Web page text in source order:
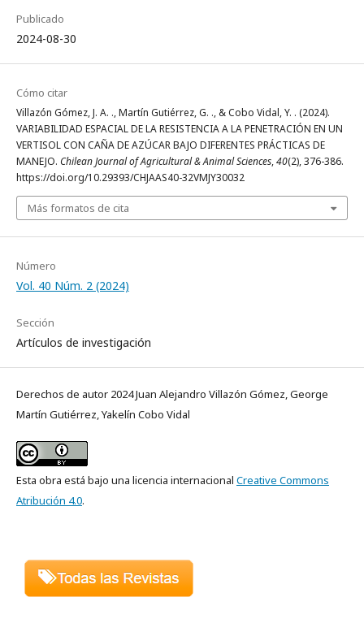
Publicado
2024-08-30
Cómo citar
Villazón Gómez, J. A. ., Martín Gutiérrez, G. ., & Cobo Vidal, Y. . (2024).
VARIABILIDAD ESPACIAL DE LA RESISTENCIA A LA PENETRACIÓN EN UN
VERTISOL CON CAÑA DE AZÚCAR BAJO DIFERENTES PRÁCTICAS DE
MANEJO. Chilean Journal of Agricultural & Animal Sciences,40(2), 376-386.
https://doi.org/10.29393/CHJAAS40-32VMJY30032
Más formatos de cita
Número
Vol. 40 Núm. 2 (2024)
Sección
Artículos de investigación
Derechos de autor 2024 Juan Alejandro Villazón Gómez, George
Martín Gutiérrez, Yakelín Cobo Vidal
Esta obra está bajo una licencia internacional Creative Commons
Atribución 4.0.